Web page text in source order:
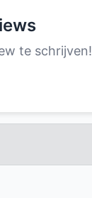
te schrijven!